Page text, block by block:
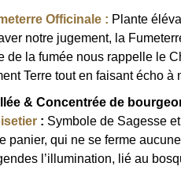
Officinale : Plante
notre jugement, la
de la fumée nous rappelle le
Terre tout en faisant écho à
& Concentrée de
: Symbole de Sagesse
panier, qui ne se ferme
l’illumination, lié au